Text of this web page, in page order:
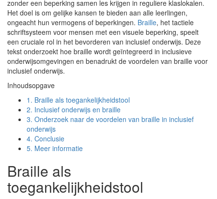
media
zonder een beperking samen les krijgen in reguliere klaslokalen.
Het doel is om gelijke kansen te bieden aan alle leerlingen,
ongeacht hun vermogens of beperkingen. Braille, het tactiele
schriftsysteem voor mensen met een visuele beperking, speelt
een cruciale rol in het bevorderen van inclusief onderwijs. Deze
tekst onderzoekt hoe braille wordt geïntegreerd in inclusieve
onderwijsomgevingen en benadrukt de voordelen van braille voor
inclusief onderwijs.
Inhoudsopgave
1. Braille als toegankelijkheidstool
2. Inclusief onderwijs en braille
3. Onderzoek naar de voordelen van braille in inclusief
onderwijs
4. Conclusie
5. Meer informatie
Braille als
toegankelijkheidstool